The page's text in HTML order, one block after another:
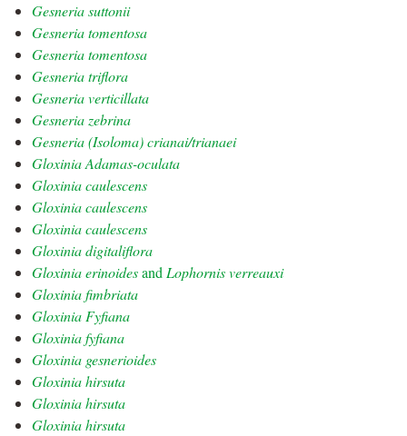
Gesneria suttonii
Gesneria tomentosa
Gesneria tomentosa
Gesneria triflora
Gesneria verticillata
Gesneria zebrina
Gesneria (Isoloma) crianai/trianaei
Gloxinia Adamas-oculata
Gloxinia caulescens
Gloxinia caulescens
Gloxinia caulescens
Gloxinia digitaliflora
Gloxinia erinoidesandLophornis verreauxi
Gloxinia fimbriata
Gloxinia Fyfiana
Gloxinia fyfiana
Gloxinia gesnerioides
Gloxinia hirsuta
Gloxinia hirsuta
Gloxinia hirsuta